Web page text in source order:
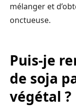
mélanger et
onctueuse.
Puis-je
de soja
végétal ?